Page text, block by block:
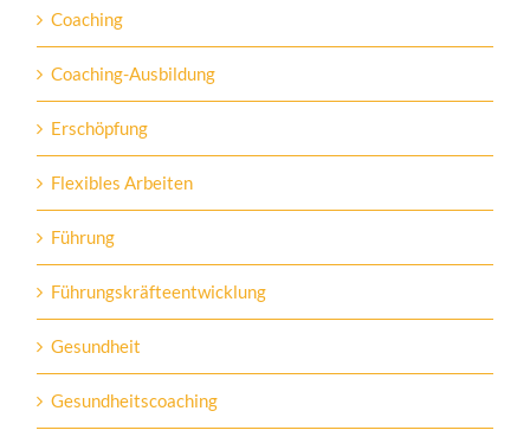
Coaching
Coaching-Ausbildung
Erschöpfung
Flexibles Arbeiten
Führung
Führungskräfteentwicklung
Gesundheit
Gesundheitscoaching